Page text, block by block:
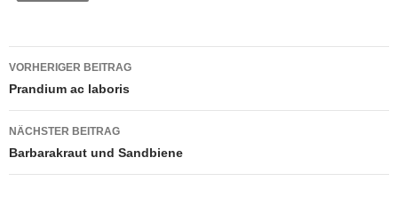
Beitragsnavigation
VORHERIGER BEITRAG
Prandium ac laboris
NÄCHSTER BEITRAG
Barbarakraut und Sandbiene